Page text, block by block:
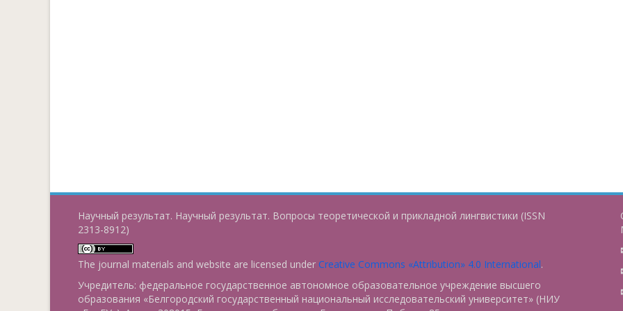
Научный результат. Научный результат. Вопросы теоретической и прикладной лингвистики (ISSN
2313-8912)
The journal materials and website are licensed under Creative Commons «Attribution» 4.0 International.
Учредитель: федеральное государственное автономное образовательное учреждение высшего
образования «Белгородский государственный национальный исследовательский университет» (НИУ